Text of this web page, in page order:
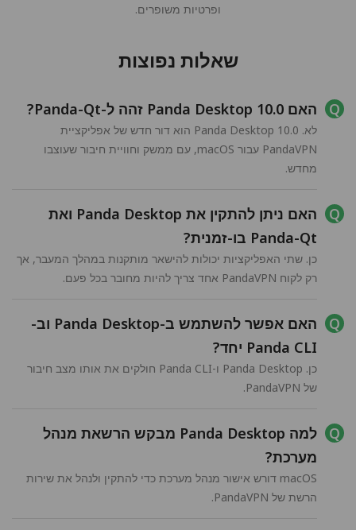
ופרטיות משופרים.
שאלות נפוצות
האם Panda Desktop 10.0 זהה ל-Panda-Qt?
לא. Panda Desktop 10.0 הוא דור חדש של אפליקציית
PandaVPN עבור macOS, עם ממשק וחוויית חיבור שעוצבו
מחדש.
האם ניתן להתקין את Panda Desktop ואת
Panda-Qt בו-זמנית?
כן. שתי האפליקציות יכולות להישאר מותקנות במהלך המעבר, אך
רק לקוח PandaVPN אחד צריך להיות מחובר בכל פעם.
האם אפשר להשתמש ב-Panda Desktop וב-
Panda CLI יחד?
כן. Panda Desktop ו-Panda CLI חולקים את אותו מצב חיבור
של PandaVPN.
למה Panda Desktop מבקש הרשאת מנהל
מערכת?
macOS דורש אישור מנהל מערכת כדי להתקין ולנהל את שירות
הרשת של PandaVPN.